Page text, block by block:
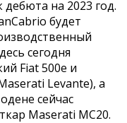
дебюта на 2023 год.
будет
сегодня
Fiat 500e и
Levante), а
сейчас
Maserati MC20.